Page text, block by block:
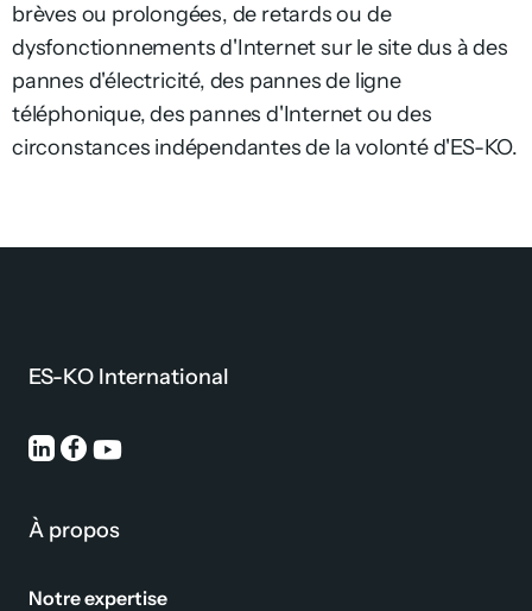
brèves ou prolongées, de retards ou de
dysfonctionnements d'Internet sur le site dus à des
pannes d'électricité, des pannes de ligne
téléphonique, des pannes d'Internet ou des
circonstances indépendantes de la volonté d'ES-KO.
ES-KO International
À propos
Notre expertise